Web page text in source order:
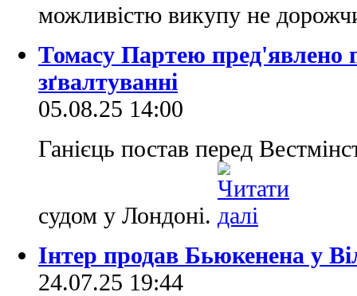
можливістю викупу не
Томасу Партею пред'явлено
зґвалтуванні
05.08.25 14:00
Ганієць постав перед
судом у Лондоні.
Інтер продав Бьюкенена у
24.07.25 19:44